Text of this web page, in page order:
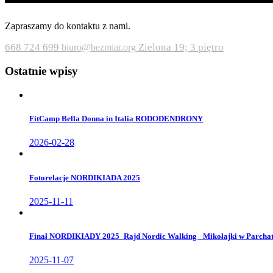
Zapraszamy do kontaktu z nami.
668 724 699 biuro@bezmiar.org Zielona 19; 3 piętro
Ostatnie wpisy
FitCamp Bella Donna in Italia RODODENDRONY
2026-02-28
Fotorelacje NORDIKIADA 2025
2025-11-11
Finał NORDIKIADY 2025_Rajd Nordic Walking _Mikołajki w
2025-11-07